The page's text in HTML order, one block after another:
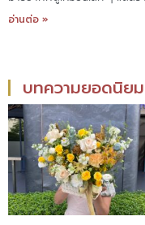
อ่านต่อ »
บทความยอดนิยม